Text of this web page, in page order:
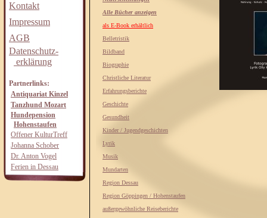
Kontakt
Impressum
AGB
Datenschutz-
erklärung
Partnerlinks:
Antiquariat Kinzel
Tanzhund Mozart
Hundepension
Hohenstaufen
Offener KulturTreff
Johanna Schober
Dr. Anton Vogel
Ferien in Dessau
Alle Bücher anzeigen
als E-Book erhältlich
Belletristik
Bildband
Biographie
Christliche Literatur
Erfahrungsberichte
Geschichte
Gesundheit
Kinder / Jugendgeschichten
Lyrik
Musik
Mundarten
Region Dessau
Region Göppingen / Hohenstaufen
außergewöhnliche Reiseberichte